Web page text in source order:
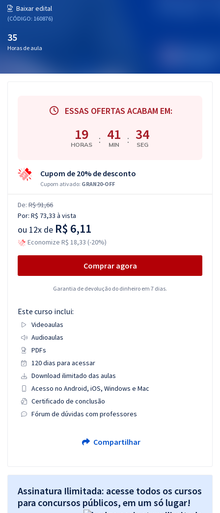
Atendimento
Baixar edital
(CÓDIGO: 160876)
35
Horas de aula
ESSAS OFERTAS ACABAM EM:
19
HORAS : 41
MIN : 34
SEG
Cupom de 20% de desconto
Cupom ativado: GRAN20-OFF
De: R$ 91,66
Por: R$ 73,33 à vista
ou 12x de R$ 6,11
Economize R$ 18,33 (-20%)
Comprar agora
Garantia de devolução do dinheiro em 7 dias.
Este curso inclui:
Videoaulas
Audioaulas
PDFs
120 dias para acessar
Download ilimitado das aulas
Acesso no Android, iOS, Windows e Mac
Certificado de conclusão
Fórum de dúvidas com professores
Compartilhar
Assinatura Ilimitada: acesse todos os cursos
para concursos públicos, em um só lugar!